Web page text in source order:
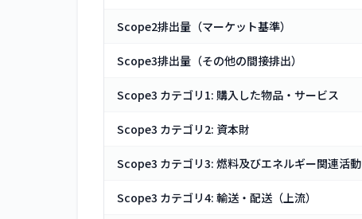
Scope2排出量（マーケット基準）
Scope3排出量（その他の間接排出）
Scope3 カテゴリ1: 購入した物品・サービス
Scope3 カテゴリ2: 資本財
Scope3 カテゴリ3: 燃料及びエネルギー関連活動
Scope3 カテゴリ4: 輸送・配送（上流）